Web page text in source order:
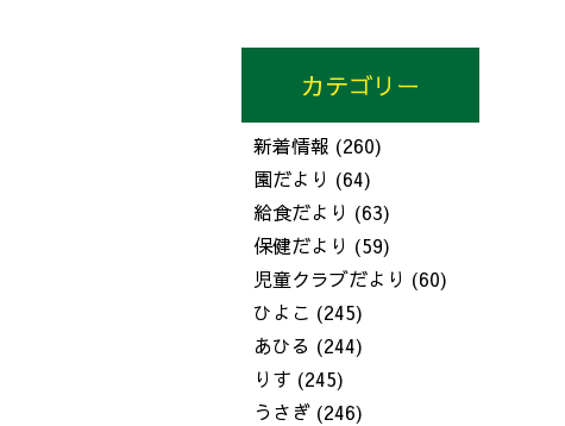
カテゴリー
新着情報 (260)
園だより (64)
給食だより (63)
保健だより (59)
児童クラブだより (60)
ひよこ (245)
あひる (244)
りす (245)
うさぎ (246)